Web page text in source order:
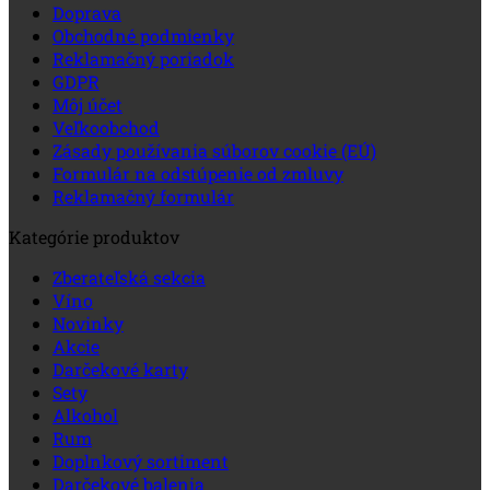
Doprava
Obchodné podmienky
Reklamačný poriadok
GDPR
Môj účet
Veľkoobchod
Zásady používania súborov cookie (EÚ)
Formulár na odstúpenie od zmluvy
Reklamačný formulár
Kategórie produktov
Zberateľská sekcia
Víno
Novinky
Akcie
Darčekové karty
Sety
Alkohol
Rum
Doplnkový sortiment
Darčekové balenia